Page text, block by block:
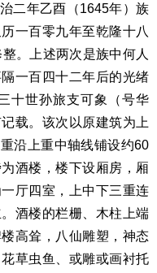
二年乙酉（1645年）族
一百零九年至乾隆十八
。上述两次是族中何人
一百四十二年后的光绪
十世孙旅支可象（号华
载。该次以原建筑为上
沿上重中轴线铺设约60
酒楼，楼下设厢房，厢
厅四室，上中下三重连
酒楼的栏栅、木柱上端
高耸，八仙雕塑，神态
草虫鱼、或雕或画衬托